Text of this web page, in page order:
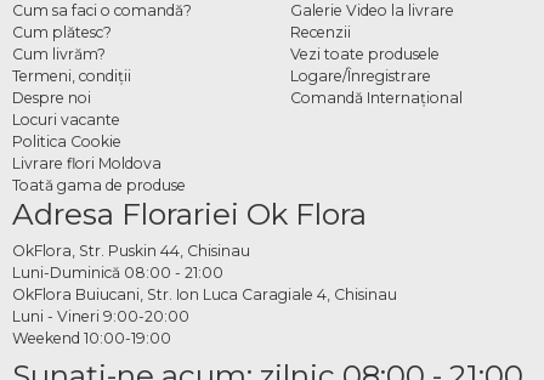
Cum sa faci o comandă?
Cum plătesc?
Cum livrăm?
Termeni, condiţii
Despre noi
Locuri vacante
Politica Cookie
Livrare flori Moldova
Toată gama de produse
Galerie Video la livrare
Recenzii
Vezi toate produsele
Logare/Înregistrare
Comandă Internațional
Adresa Florariei Ok Flora
OkFlora, Str. Puskin 44, Chisinau
Luni-Duminică 08:00 - 21:00
OkFlora Buiucani, Str. Ion Luca Caragiale 4, Chisinau
Luni - Vineri 9:00-20:00
Weekend 10:00-19:00